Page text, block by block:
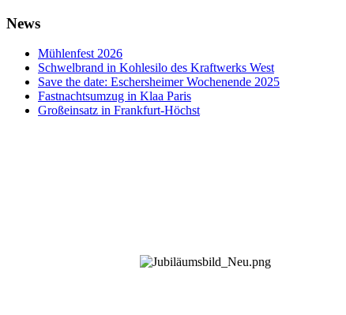
News
Mühlenfest 2026
Schwelbrand in Kohlesilo des Kraftwerks West
Save the date: Eschersheimer Wochenende 2025
Fastnachtsumzug in Klaa Paris
Großeinsatz in Frankfurt-Höchst